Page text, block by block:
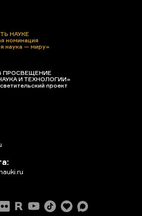
НАУКЕ
номинация
наука — миру»
ПРОСВЕЩЕНИЕ
И ТЕХНОЛОГИИ»
проект